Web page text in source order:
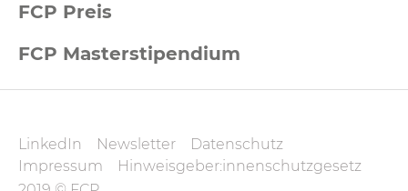
FCP Preis
FCP Masterstipendium
FCP
Datenschutz
LinkedIn Newsletter
Datenschutz
Impressum
Hinweisgeber:innenschutzgesetz